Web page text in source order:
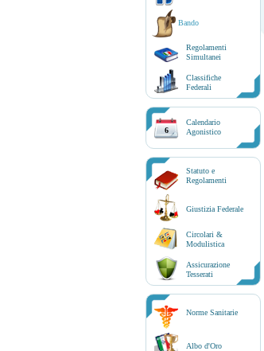
Bando
Regolamenti
Simultanei
Classifiche
Federali
6
Calendario
Agonistico
Statuto e
Regolamenti
Giustizia Federale
Circolari &
Modulistica
Assicurazione
Tesserati
Norme Sanitarie
Albo d'Oro